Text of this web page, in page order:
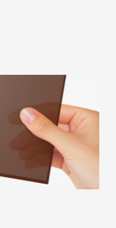
персональные данные, указанные
Федеральному закону «О
№ 152-ФЗ (в частности, пп. 10 п. 1 ст. 6,
согласие на их обработку (в том числе
специализированной организации). При
персональные данные, соблюдая их